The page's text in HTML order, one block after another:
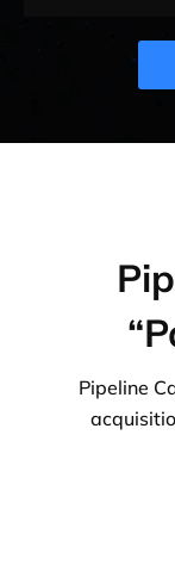
Pipeline